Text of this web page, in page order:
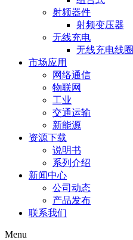
射频器件
射频变压器
无线充电
无线充电线圈
市场应用
网络通信
物联网
工业
交通运输
新能源
资源下载
说明书
系列介绍
新闻中心
公司动态
产品发布
联系我们
Menu